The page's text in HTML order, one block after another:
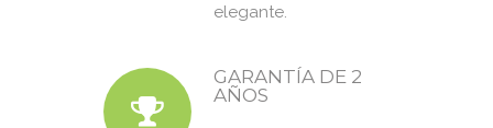
elegante.
GARANTÍA DE 2
AÑOS